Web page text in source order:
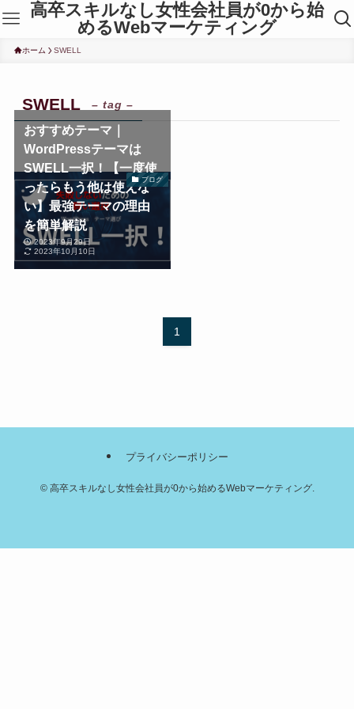
高卒スキルなし女性会社員が0から始
めるWebマーケティング
ホーム SWELL
SWELL – tag –
ブログ
おすすめテーマ｜
WordPressテーマは
SWELL一択！【一度使
ったらもう他は使えな
い】最強テーマの理由
を簡単解説
2023年9月29日
2023年10月10日
1
プライバシーポリシー
©高卒スキルなし女性会社員が0から始めるWebマーケティング.